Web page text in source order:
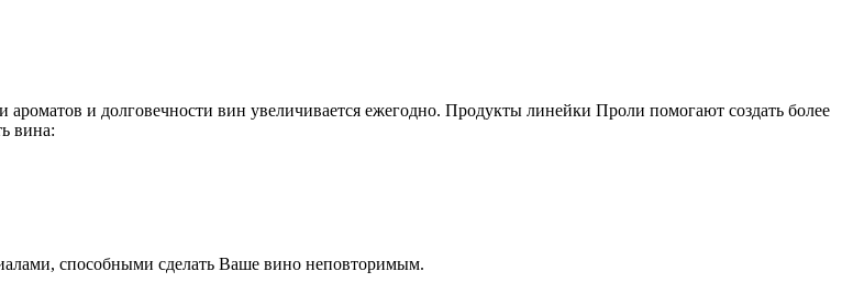
и долговечности вин увеличивается ежегодно. Продукты линейки Проли помогают создать более
вина:
способными сделать Ваше вино неповторимым.